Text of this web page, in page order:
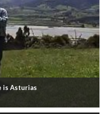
is Asturias